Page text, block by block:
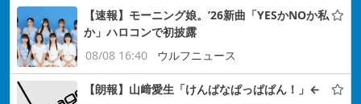
【速報】モーニング娘。’26新曲「YESかNOか私
か」ハロコンで初披露
08/08 16:40
ウルフニュース
【朗報】山﨑愛生「けんぱなぱっぱぱん！」←